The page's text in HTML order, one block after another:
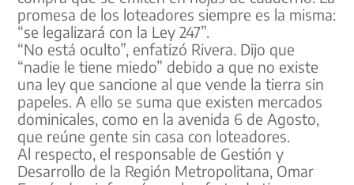
promesa de los loteadores siempre es la misma:
“se legalizará con la Ley 247”.
“No está oculto”, enfatizó Rivera. Dijo que
“nadie le tiene miedo” debido a que no existe
una ley que sancione al que vende la tierra sin
papeles. A ello se suma que existen mercados
dominicales, como en la avenida 6 de Agosto,
que reúne gente sin casa con loteadores.
Al respecto, el responsable de Gestión y
Desarrollo de la Región Metropolitana, Omar